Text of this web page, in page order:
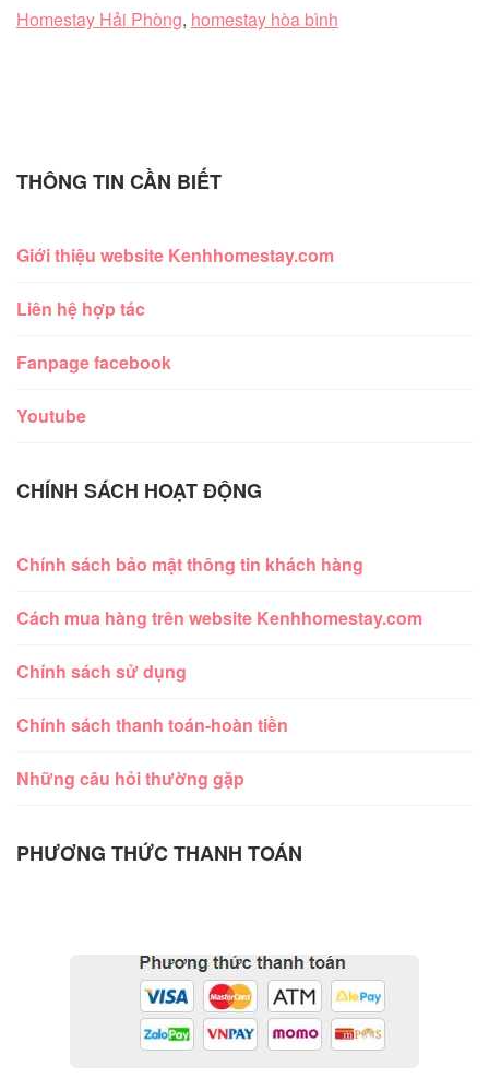
Homestay Hải Phòng, homestay hòa bình
THÔNG TIN CẦN BIẾT
Giới thiệu website Kenhhomestay.com
Liên hệ hợp tác
Fanpage facebook
Youtube
CHÍNH SÁCH HOẠT ĐỘNG
Chính sách bảo mật thông tin khách hàng
Cách mua hàng trên website Kenhhomestay.com
Chính sách sử dụng
Chính sách thanh toán-hoàn tiền
Những câu hỏi thường gặp
PHƯƠNG THỨC THANH TOÁN